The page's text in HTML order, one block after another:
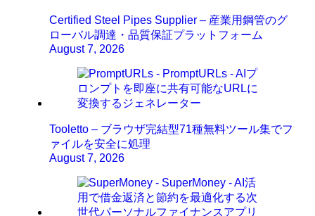
Certified Steel Pipes Supplier – 産業用鋼管のグ
ローバル調達・品質保証プラットフォーム
August 7, 2026
Tooletto – ブラウザ完結型71種無料ツール集でフ
ァイルを安全に処理
August 7, 2026